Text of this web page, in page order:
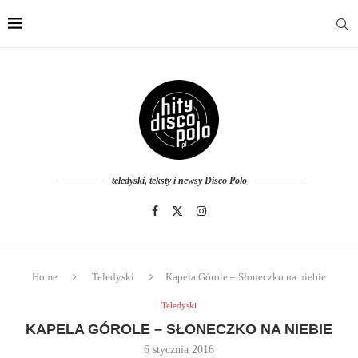
teledyski, teksty i newsy Disco Polo
Home Teledyski Kapela Górole – Słoneczko na niebie
Teledyski
KAPELA GÓROLE – SŁONECZKO NA NIEBIE
6 stycznia 2016